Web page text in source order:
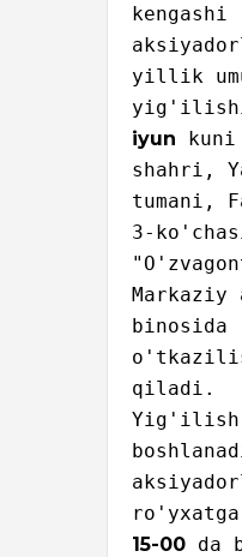
kengashi
yillik
iyun kuni
shahri,
tumani,
3-
Markaziy
binosida
qiladi.
Yig'ilish
15-00 da